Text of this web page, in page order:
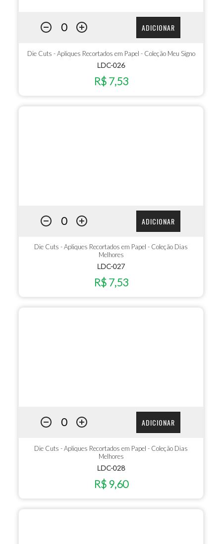
ADICIONAR
Die Cuts - Apliques Recortados em Papel - Coleção Meu Signo
LDC-026
R$ 7,53
ADICIONAR
Die Cuts - Apliques Recortados em Papel - Coleção Dias
Melhores
LDC-027
R$ 7,53
ADICIONAR
Die Cuts - Apliques Recortados em Papel - Coleção Dias
Melhores
LDC-028
R$ 9,60